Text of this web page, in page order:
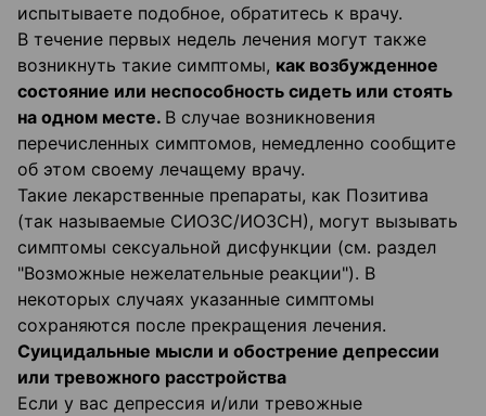
испытываете подобное, обратитесь к врачу.
В течение первых недель лечения могут также
возникнуть такие симптомы, как возбужденное
состояние или неспособность сидеть или стоять
на одном месте. В случае возникновения
перечисленных симптомов, немедленно сообщите
об этом своему лечащему врачу.
Такие лекарственные препараты, как Позитива
(так называемые СИОЗС/ИОЗСН), могут вызывать
симптомы сексуальной дисфункции (см. раздел
"Возможные нежелательные реакции"). В
некоторых случаях указанные симптомы
сохраняются после прекращения лечения.
Суицидальные мысли и обострение депрессии
или тревожного расстройства
Если у вас депрессия и/или тревожные